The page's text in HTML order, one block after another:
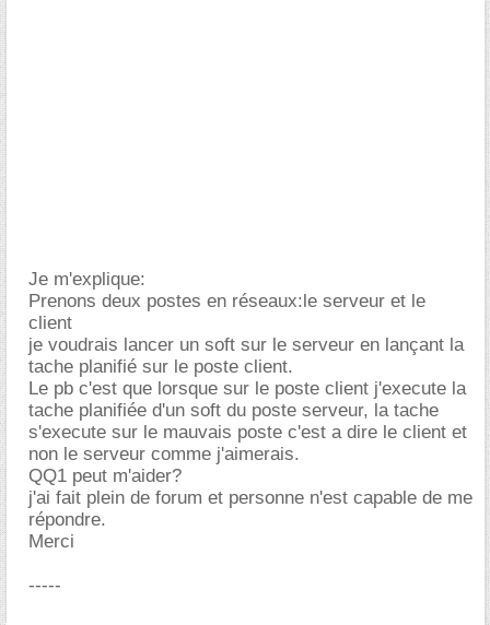
Je m'explique:
Prenons deux postes en réseaux:le serveur et le
client
je voudrais lancer un soft sur le serveur en lançant la
tache planifié sur le poste client.
Le pb c'est que lorsque sur le poste client j'execute la
tache planifiée d'un soft du poste serveur, la tache
s'execute sur le mauvais poste c'est a dire le client et
non le serveur comme j'aimerais.
QQ1 peut m'aider?
j'ai fait plein de forum et personne n'est capable de me
répondre.
Merci
-----